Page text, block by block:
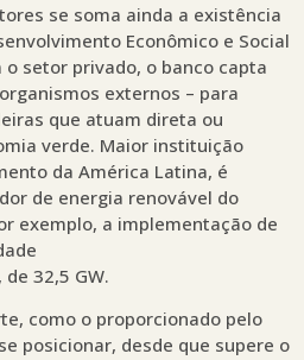
se soma ainda a existência
Econômico e Social
o setor privado, o banco capta
externos – para
que atuam direta ou
verde. Maior instituição
da América Latina, é
de energia renovável do
exemplo, a implementação de
32,5 GW.
como o proporcionado pelo
posicionar, desde que supere o